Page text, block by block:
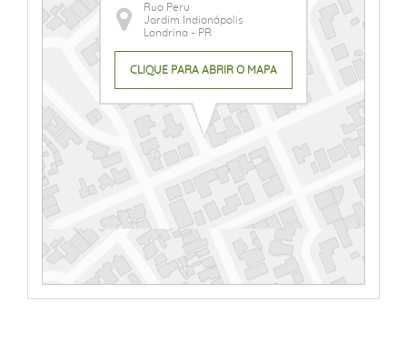
Rua Peru
Jardim Indianápolis
Londrina - PR
CLIQUE PARA ABRIR O MAPA